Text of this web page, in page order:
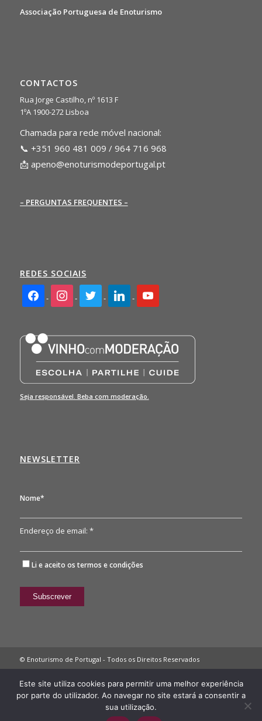
Associação Portuguesa de Enoturismo
CONTACTOS
Rua Jorge Castilho, nº 1613 F
1ºA 1900-272 Lisboa
Chamada para rede móvel nacional:
📞 +351 960 481 009 / 964 716 968
📩 apeno@enoturismodeportugal.pt
– PERGUNTAS FREQUENTES –
REDES SOCIAIS
facebook2instagramtwitter linkedin youtube
Seja responsável. Beba com moderação.
NEWSLETTER
Nome*
Endereço de email: *
Li e aceito os termos e condições
© Enoturismo de Portugal - Todos os Direitos Reservados
Política de Privacidade
Este site utiliza cookies para permitir uma melhor experiência
por parte do utilizador. Ao navegar no site estará a consentir a
sua utilização.